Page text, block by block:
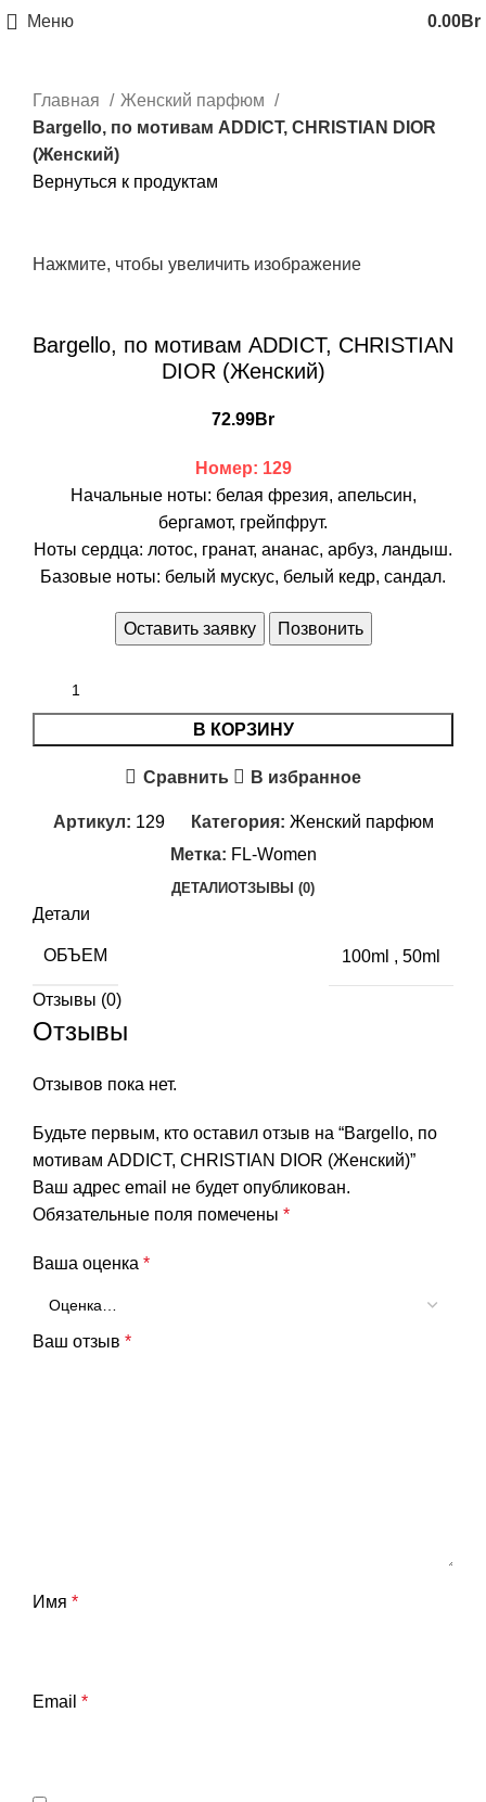
Меню 0.00Br
Главная
Женский парфюм
Bargello, по мотивам ADDICT, CHRISTIAN DIOR
(Женский)
Вернуться к продуктам
Нажмите, чтобы увеличить изображение
Bargello, по мотивам ADDICT, CHRISTIAN
DIOR (Женский)
72.99Br
Номер: 129
Начальные ноты: белая фрезия, апельсин,
бергамот, грейпфрут.
Ноты сердца: лотос, гранат, ананас, арбуз, ландыш.
Базовые ноты: белый мускус, белый кедр, сандал.
Оставить заявку Позвонить
В КОРЗИНУ
Сравнить В избранное
Артикул: 129 Категория: Женский парфюм
Метка: FL-Women
ДЕТАЛИОТЗЫВЫ (0)
Детали
ОБЪЕМ 100ml , 50ml
Отзывы (0)
Отзывы
Отзывов пока нет.
Будьте первым, кто оставил отзыв на “Bargello, по
мотивам ADDICT, CHRISTIAN DIOR (Женский)”
Ваш адрес email не будет опубликован.
Обязательные поля помечены *
Ваша оценка *
Ваш отзыв *
Имя *
Email *